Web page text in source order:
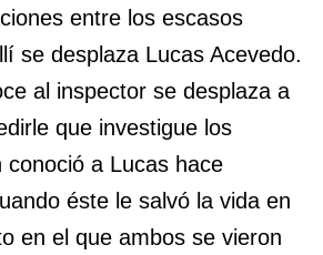
entre los escasos
se desplaza Lucas Acevedo.
al inspector se desplaza a
que investigue los
conoció a Lucas hace
éste le salvó la vida en
en el que ambos se vieron